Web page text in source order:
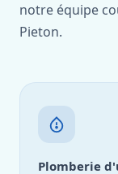
notre équipe
Pieton.
Plomberie